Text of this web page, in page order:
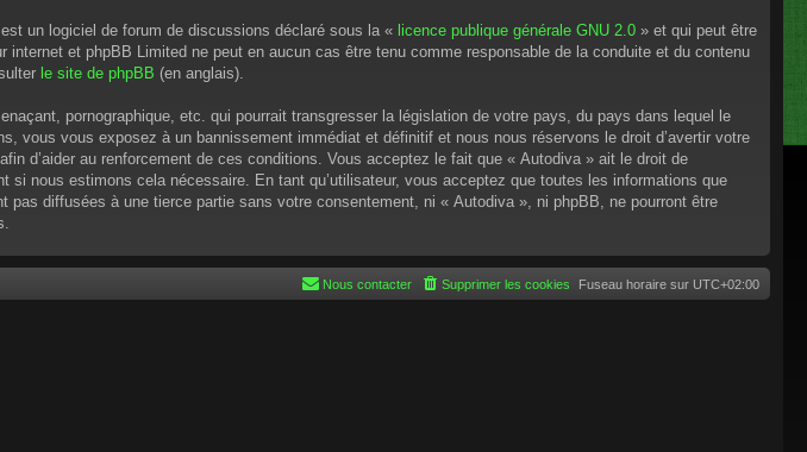
un logiciel de forum de discussions déclaré sous la « licence publique générale GNU 2.0 » et qui peut être
et phpBB Limited ne peut en aucun cas être tenu comme responsable de la conduite et du contenu
le site de phpBB (en anglais).
pornographique, etc. qui pourrait transgresser la législation de votre pays, du pays dans lequel le
vous exposez à un bannissement immédiat et définitif et nous nous réservons le droit d’avertir votre
d’aider au renforcement de ces conditions. Vous acceptez le fait que « Autodiva » ait le droit de
si nous estimons cela nécessaire. En tant qu’utilisateur, vous acceptez que toutes les informations que
diffusées à une tierce partie sans votre consentement, ni « Autodiva », ni phpBB, ne pourront être
Fuseau horaire sur UTC+02:00
Supprimer les cookies
Nous contacter